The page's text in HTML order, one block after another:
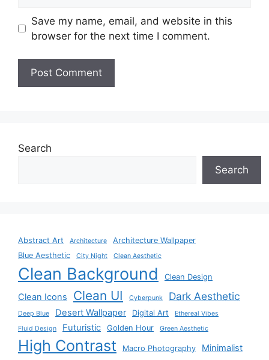
Save my name, email, and website in this
browser for the next time I comment.
Search
Search
Abstract Art Architecture
Architecture Wallpaper
Blue Aesthetic
City Night Clean Aesthetic
Clean Background Clean Design
Clean Icons Clean UI Cyberpunk Dark Aesthetic
Deep Blue Desert Wallpaper Digital Art
Ethereal Vibes
Fluid Design
Futuristic Golden Hour Green Aesthetic
High Contrast Macro Photography Minimalist